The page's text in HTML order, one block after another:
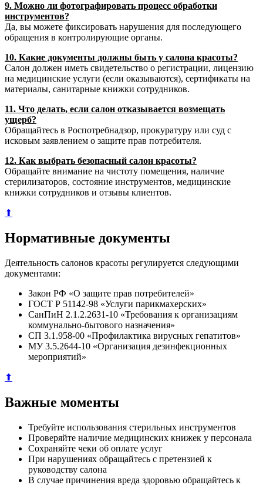
9. Можно ли фотографировать процесс обработки
инструментов?
Да, вы можете фиксировать нарушения для последующего
обращения в контролирующие органы.
10. Какие документы должны быть у салона красоты?
Салон должен иметь свидетельство о регистрации, лицензию
на медицинские услуги (если оказываются), сертификаты на
материалы, санитарные книжки сотрудников.
11. Что делать, если салон отказывается возмещать
ущерб?
Обращайтесь в Роспотребнадзор, прокуратуру или суд с
исковым заявлением о защите прав потребителя.
12. Как выбрать безопасный салон красоты?
Обращайте внимание на чистоту помещения, наличие
стерилизаторов, состояние инструментов, медицинские
книжки сотрудников и отзывы клиентов.
⬆
Нормативные документы
Деятельность салонов красоты регулируется следующими
документами:
Закон РФ «О защите прав потребителей»
ГОСТ Р 51142-98 «Услуги парикмахерских»
СанПиН 2.1.2.2631-10 «Требования к организациям
коммунально-бытового назначения»
СП 3.1.958-00 «Профилактика вирусных гепатитов»
МУ 3.5.2644-10 «Организация дезинфекционных
мероприятий»
⬆
Важные моменты
Требуйте использования стерильных инструментов
Проверяйте наличие медицинских книжек у персонала
Сохраняйте чеки об оплате услуг
При нарушениях обращайтесь с претензией к
руководству салона
В случае причинения вреда здоровью обращайтесь к